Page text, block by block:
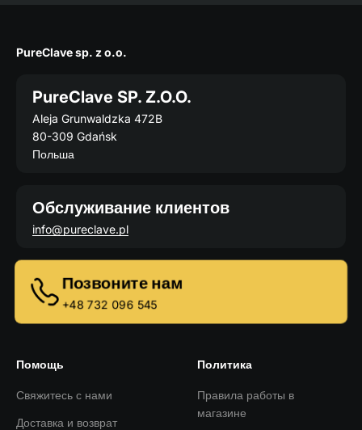
PureClave sp. z o.o.
PureClave SP. Z.O.O.
Aleja Grunwaldzka 472B
80-309 Gdańsk
Польша
Обслуживание клиентов
info@pureclave.pl
Позвоните нам
+48 732 096 545
Помощь
Свяжитесь с нами
Доставка и возврат
Политика
Правила работы в
магазине